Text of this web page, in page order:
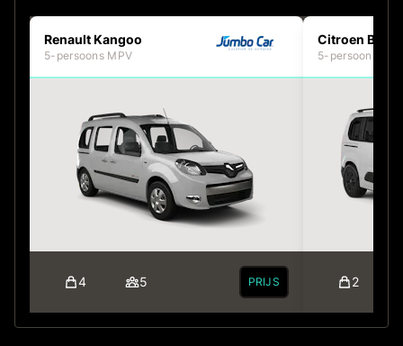
Renault Kangoo
5-persoons MPV
4 5 PRIJS
Citroen
5-persoons
2